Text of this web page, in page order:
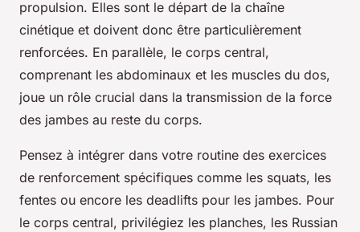
propulsion. Elles sont le départ de la chaîne
cinétique et doivent donc être particulièrement
renforcées. En parallèle, le corps central,
comprenant les abdominaux et les muscles du dos,
joue un rôle crucial dans la transmission de la force
des jambes au reste du corps.
Pensez à intégrer dans votre routine des exercices
de renforcement spécifiques comme les squats, les
fentes ou encore les deadlifts pour les jambes. Pour
le corps central, privilégiez les planches, les Russian